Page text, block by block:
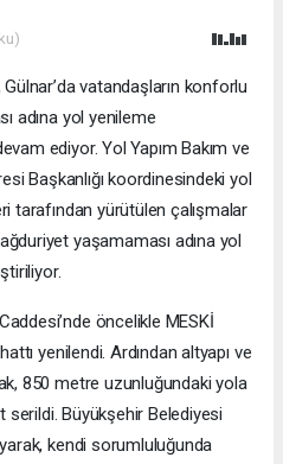
vatandaşların konforlu
adına yol yenileme
ediyor. Yol Yapım Bakım ve
Başkanlığı koordinesindeki yol
tarafından yürütülen çalışmalar
yaşamaması adına yol
öncelikle MESKİ
yenilendi. Ardından altyapı ve
850 metre uzunluğundaki yola
serildi. Büyükşehir Belediyesi
kendi sorumluluğunda